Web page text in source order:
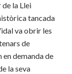
la Llei
tancada
va obrir les
de
en demanda de
la seva